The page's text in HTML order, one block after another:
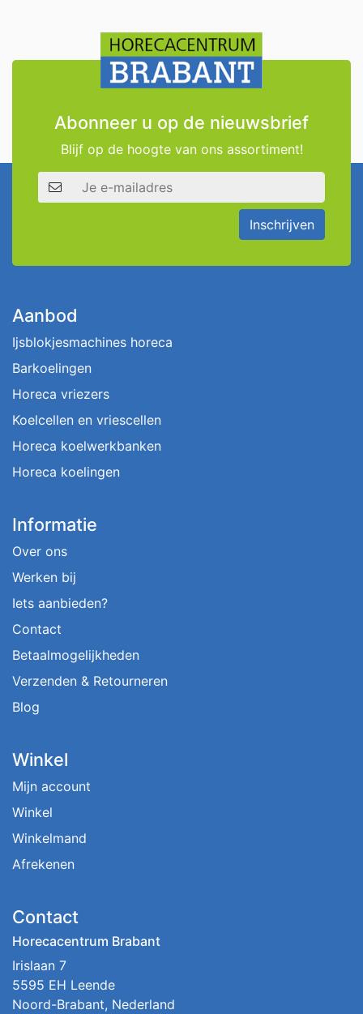
Abonneer u op de nieuwsbrief
Blijf op de hoogte van ons assortiment!
E-mailadres
Inschrijven
Aanbod
Ijsblokjesmachines horeca
Barkoelingen
Horeca vriezers
Koelcellen en vriescellen
Horeca koelwerkbanken
Horeca koelingen
Informatie
Over ons
Werken bij
Iets aanbieden?
Contact
Betaalmogelijkheden
Verzenden & Retourneren
Blog
Winkel
Mijn account
Winkel
Winkelmand
Afrekenen
Contact
Horecacentrum Brabant
Irislaan 7
5595 EH Leende
Noord-Brabant, Nederland